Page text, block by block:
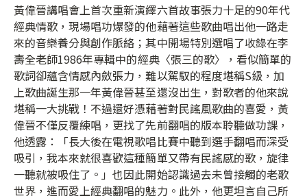
黃偉晉講唱會上首次重新演繹六首故事張力十足的90年代
經典情歌，現場唱功爆發的他藉著這些歌曲唱出他一路走
來的音樂養分與創作脈絡；其中開場特別選唱了收錄在李
壽全老師1986年專輯中的經典〈張三的歌〉，看似簡單的
歌詞卻蘊含情感內斂張力，難以駕馭的程度堪稱S級，加
上歌曲誕生那一年黃偉晉甚至還沒出生，對歌者的他來說
堪稱一大挑戰！不過還好憑藉著對民謠風歌曲的喜愛，黃
偉晉不僅反覆練唱，更找了先前翻唱的版本聆聽做功課，
他透露：「長大後在電視歌唱比賽中聽到選手翻唱而深受
吸引，我本來就很喜歡這種簡單又帶有民謠感的歌，旋律
一聽就被吸住了。」也因此開始認識過去未曾接觸的老歌
世界，進而愛上經典翻唱的魅力。此外，他更坦言自己所